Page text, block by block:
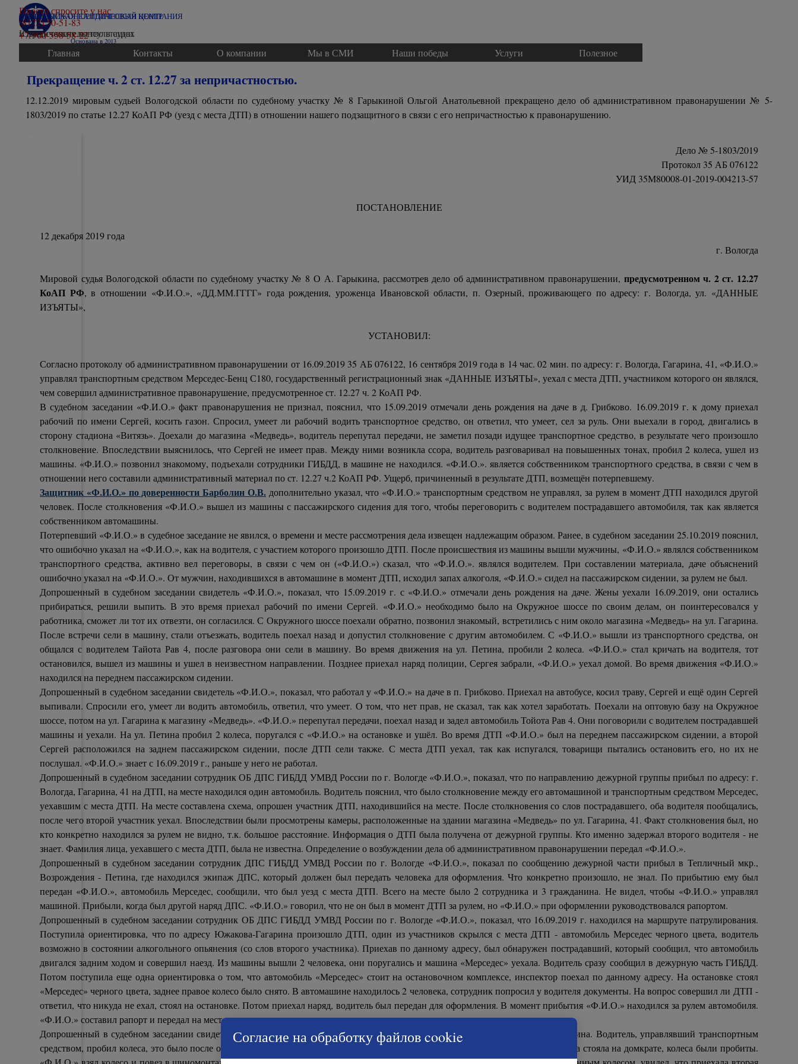
Согласие на обработку файлов cookie
Перейти к контенту
ВОЛОГОДСКАЯ ЮРИДИЧЕСКАЯ КОМПАНИЯ
СЕВЕРНЫЙ КОНСАЛТИНГОВЫЙ ЦЕНТР
Юридические консультации
и представительство в судах
Просто спросите у нас
(8172) 50-51-83
+7-900-558-58-22Основана в 2013
Пропустить меню
Главная Контакты О компании ▼
Мы в СМИ Наши победы ▼
Услуги ▼
Полезное
Прекращение ч. 2 ст. 12.27 за непричастностью.
12.12.2019 мировым судьей Вологодской области по судебному участку № 8 Гарыкиной Ольгой Анатольевной прекращено дело об административном правонарушении № 5-
1803/2019 по статье 12.27 КоАП РФ (уезд с места ДТП) в отношении нашего подзащитного в связи с его непричастностью к правонарушению.
Дело № 5-1803/2019
Протокол 35 АБ 076122
УИД 35М80008-01-2019-004213-57
ПОСТАНОВЛЕНИЕ
12 декабря 2019 года
г. Вологда
Мировой судья Вологодской области по судебному участку № 8 О А. Гарыкина, рассмотрев дело об административном правонарушении, предусмотренном ч. 2 ст. 12.27
КоАП РФ, в отношении «Ф.И.О.», «ДД.ММ.ГГГГ» года рождения, уроженца Ивановской области, п. Озерный, проживающего по адресу: г. Вологда, ул. «ДАННЫЕ
ИЗЪЯТЫ»,
УСТАНОВИЛ:
Согласно протоколу об административном правонарушении от 16.09.2019 35 АБ 076122, 16 сентября 2019 года в 14 час. 02 мин. по адресу: г. Вологда, Гагарина, 41, «Ф.И.О.»
управлял транспортным средством Мерседес-Бенц С180, государственный регистрационный знак «ДАННЫЕ ИЗЪЯТЫ», уехал с места ДТП, участником которого он являлся,
чем совершил административное правонарушение, предусмотренное ст. 12.27 ч. 2 КоАП РФ.
В судебном заседании «Ф.И.О.» факт правонарушения не признал, пояснил, что 15.09.2019 отмечали день рождения на даче в д. Грибково. 16.09.2019 г. к дому приехал
рабочий по имени Сергей, косить газон. Спросил, умеет ли рабочий водить транспортное средство, он ответил, что умеет, сел за руль. Они выехали в город, двигались в
сторону стадиона «Витязь». Доехали до магазина «Медведь», водитель перепутал передачи, не заметил позади идущее транспортное средство, в результате чего произошло
столкновение. Впоследствии выяснилось, что Сергей не имеет прав. Между ними возникла ссора, водитель разговаривал на повышенных тонах, пробил 2 колеса, ушел из
машины. «Ф.И.О.» позвонил знакомому, подъехали сотрудники ГИБДД, в машине не находился. «Ф.И.О.». является собственником транспортного средства, в связи с чем в
отношении него составили административный материал по ст. 12.27 ч.2 КоАП РФ. Ущерб, причиненный в результате ДТП, возмещён потерпевшему.
Защитник «Ф.И.О.» по доверенности Барболин О.В. дополнительно указал, что «Ф.И.О.» транспортным средством не управлял, за рулем в момент ДТП находился другой
человек. После столкновения «Ф.И.О.» вышел из машины с пассажирского сидения для того, чтобы переговорить с водителем пострадавшего автомобиля, так как является
собственником автомашины.
Потерпевший «Ф.И.О.» в судебное заседание не явился, о времени и месте рассмотрения дела извещен надлежащим образом. Ранее, в судебном заседании 25.10.2019 пояснил,
что ошибочно указал на «Ф.И.О.», как на водителя, с участием которого произошло ДТП. После происшествия из машины вышли мужчины, «Ф.И.О.» являлся собственником
транспортного средства, активно вел переговоры, в связи с чем он («Ф.И.О.») сказал, что «Ф.И.О.». являлся водителем. При составлении материала, даче объяснений
ошибочно указал на «Ф.И.О.». От мужчин, находившихся в автомашине в момент ДТП, исходил запах алкоголя, «Ф.И.О.» сидел на пассажирском сидении, за рулем не был.
Допрошенный в судебном заседании свидетель «Ф.И.О.», показал, что 15.09.2019 г. с «Ф.И.О.» отмечали день рождения на даче. Жены уехали 16.09.2019, они остались
прибираться, решили выпить. В это время приехал рабочий по имени Сергей. «Ф.И.О.» необходимо было на Окружное шоссе по своим делам, он поинтересовался у
работника, сможет ли тот их отвезти, он согласился. С Окружного шоссе поехали обратно, позвонил знакомый, встретились с ним около магазина «Медведь» на ул. Гагарина.
После встречи сели в машину, стали отъезжать, водитель поехал назад и допустил столкновение с другим автомобилем. С «Ф.И.О.» вышли из транспортного средства, он
общался с водителем Тайота Рав 4, после разговора они сели в машину. Во время движения на ул. Петина, пробили 2 колеса. «Ф.И.О.» стал кричать на водителя, тот
остановился, вышел из машины и ушел в неизвестном направлении. Позднее приехал наряд полиции, Сергея забрали, «Ф.И.О.» уехал домой. Во время движения «Ф.И.О.»
находился на переднем пассажирском сидении.
Допрошенный в судебном заседании свидетель «Ф.И.О.», показал, что работал у «Ф.И.О.» на даче в п. Грибково. Приехал на автобусе, косил траву, Сергей и ещё один Сергей
выпивали. Спросили его, умеет ли водить автомобиль, ответил, что умеет. О том, что нет прав, не сказал, так как хотел заработать. Поехали на оптовую базу на Окружное
шоссе, потом на ул. Гагарина к магазину «Медведь». «Ф.И.О.» перепутал передачи, поехал назад и задел автомобиль Тойота Рав 4. Они поговорили с водителем пострадавшей
машины и уехали. На ул. Петина пробил 2 колеса, поругался с «Ф.И.О.» на остановке и ушёл. Во время ДТП «Ф.И.О.» был на переднем пассажирском сидении, а второй
Сергей расположился на заднем пассажирском сидении, после ДТП сели также. С места ДТП уехал, так как испугался, товарищи пытались остановить его, но их не
послушал. «Ф.И.О.» знает с 16.09.2019 г., раньше у него не работал.
Допрошенный в судебном заседании сотрудник ОБ ДПС ГИБДД УМВД России по г. Вологде «Ф.И.О.», показал, что по направлению дежурной группы прибыл по адресу: г.
Вологда, Гагарина, 41 на ДТП, на месте находился один автомобиль. Водитель пояснил, что было столкновение между его автомашиной и транспортным средством Мерседес,
уехавшим с места ДТП. На месте составлена схема, опрошен участник ДТП, находившийся на месте. После столкновения со слов пострадавшего, оба водителя пообщались,
после чего второй участник уехал. Впоследствии были просмотрены камеры, расположенные на здании магазина «Медведь» по ул. Гагарина, 41. Факт столкновения был, но
кто конкретно находился за рулем не видно, т.к. большое расстояние. Информация о ДТП была получена от дежурной группы. Кто именно задержал второго водителя - не
знает. Фамилия лица, уехавшего с места ДТП, была не известна. Определение о возбуждении дела об административном правонарушении передал «Ф.И.О.».
Допрошенный в судебном заседании сотрудник ДПС ГИБДД УМВД России по г. Вологде «Ф.И.О.», показал по сообщению дежурной части прибыл в Тепличный мкр.,
Возрождения - Петина, где находился экипаж ДПС, который должен был передать человека для оформления. Что конкретно произошло, не знал. По прибытию ему был
передан «Ф.И.О.», автомобиль Мерседес, сообщили, что был уезд с места ДТП. Всего на месте было 2 сотрудника и 3 гражданина. Не видел, чтобы «Ф.И.О.» управлял
машиной. Прибыли, когда был другой наряд ДПС. «Ф.И.О.» говорил, что не он был в момент ДТП за рулем, но «Ф.И.О.» при оформлении руководствовался рапортом.
Допрошенный в судебном заседании сотрудник ОБ ДПС ГИБДД УМВД России по г. Вологде «Ф.И.О.», показал, что 16.09.2019 г. находился на маршруте патрулирования.
Поступила ориентировка, что по адресу Южакова-Гагарина произошло ДТП, один из участников скрылся с места ДТП - автомобиль Мерседес черного цвета, водитель
возможно в состоянии алкогольного опьянения (со слов второго участника). Приехав по данному адресу, был обнаружен пострадавший, который сообщил, что автомобиль
двигался задним ходом и совершил наезд. Из машины вышли 2 человека, они поругались и машина «Мерседес» уехала. Водитель сразу сообщил в дежурную часть ГИБДД.
Потом поступила еще одна ориентировка о том, что автомобиль «Мерседес» стоит на остановочном комплексе, инспектор поехал по данному адресу. На остановке стоял
«Мерседес» черного цвета, заднее правое колесо было снято. В автомашине находилось 2 человека, сотрудник попросил у водителя документы. На вопрос совершил ли ДТП -
ответил, что никуда не ехал, стоял на остановке. Потом приехал наряд, водитель был передан для оформления. В момент прибытия «Ф.И.О.» находился за рулем автомобиля.
«Ф.И.О.» составил рапорт и передал на месте другому наряду.
Допрошенный в судебном заседании свидетель «Ф.И.О.» показал, что ему позвонил «Ф.И.О.» и попросил подъехать на ул. Петина. Водитель, управлявший транспортным
средством, пробил колеса, это было после обеда. Когда подъехал, увидел, что на остановке стоял Сергей и его знакомый. Машина стояла на домкрате, колеса были пробиты.